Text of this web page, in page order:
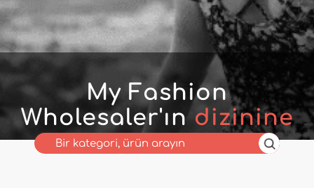
My Fashion
Wholesaler'ın dizinine
hoş geldiniz